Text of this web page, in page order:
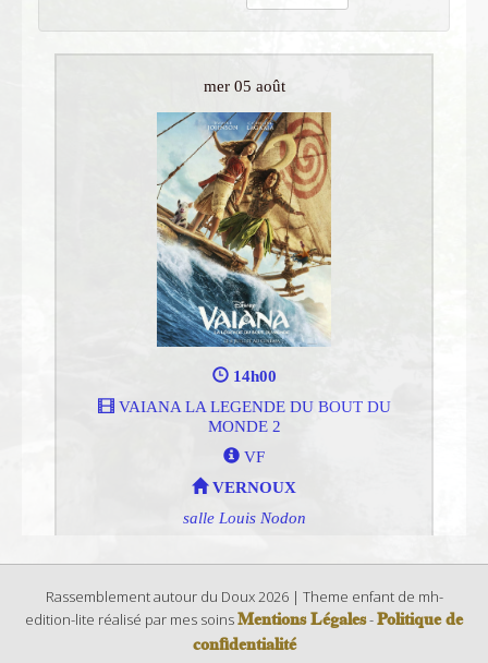
Rassemblement autour du Doux 2026 | Theme enfant de mh-
edition-lite réalisé par mes soinsMentions Légales-Politique de
confidentialité